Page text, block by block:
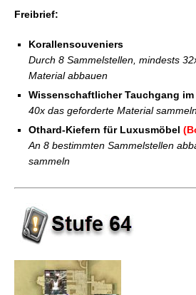
Freibrief:
Korallensouveniers
Durch 8 Sammelstellen, mindests
Material abbauen
Wissenschaftlicher Tauchgang im
40x das geforderte Material
Othard-Kiefern für Luxusmöbel
An 8 bestimmten Sammelstellen
sammeln